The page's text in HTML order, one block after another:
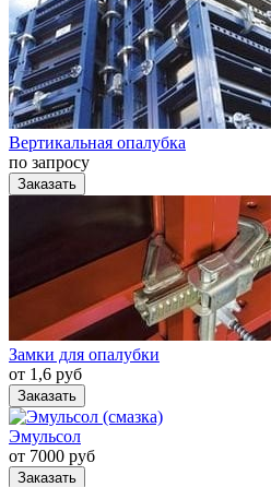
Вертикальная опалубка
по запросу
Заказать
Замки для опалубки
от 1,6 руб
Заказать
Эмульсол
от 7000 руб
Заказать